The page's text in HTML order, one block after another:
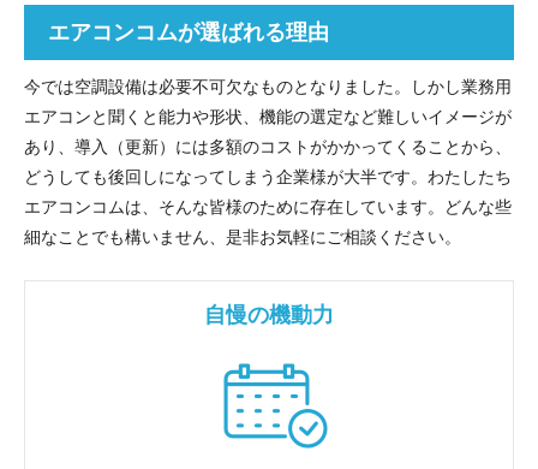
エアコンコムが選ばれる理由
今では空調設備は必要不可欠なものとなりました。しかし業務用
エアコンと聞くと能力や形状、機能の選定など難しいイメージが
あり、導入（更新）には多額のコストがかかってくることから、
どうしても後回しになってしまう企業様が大半です。わたしたち
エアコンコムは、そんな皆様のために存在しています。どんな些
細なことでも構いません、是非お気軽にご相談ください。
自慢の機動力